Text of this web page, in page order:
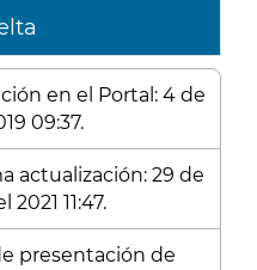
en el Portal: 4 de
09:37.
actualización: 29 de
11:47.
presentación de